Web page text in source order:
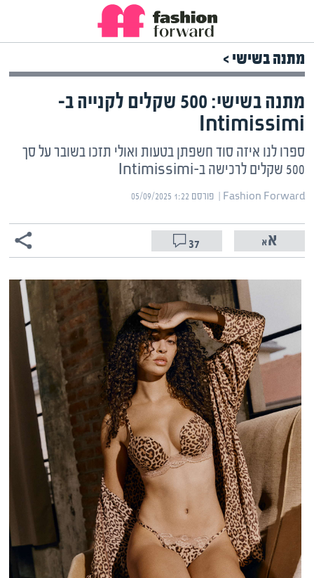
מתנה בשישי >
מתנה בשישי: 500 שקלים לקנייה ב-
Intimissimi
ספרו לנו איזה סוד חשפתן בטעות ואולי תזכו בשובר על סך
500 שקלים לרכישה ב-Intimissimi
Fashion Forward | ‏ פורסם ‎05/09/2025 1:22
37